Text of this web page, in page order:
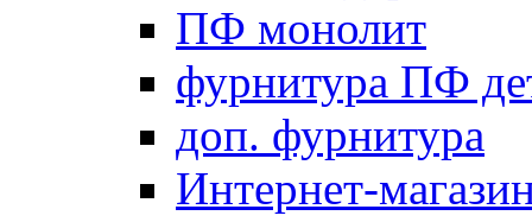
ПФ монолит
фурнитура ПФ
доп. фурнитура
Интернет-